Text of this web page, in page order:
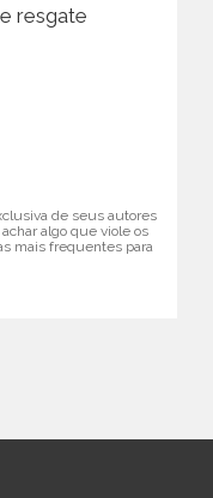
resgate
de seus autores
algo que viole os
mais frequentes para